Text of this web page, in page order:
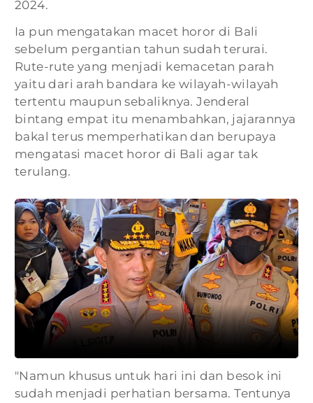
2024.
Ia pun mengatakan macet horor di Bali
sebelum pergantian tahun sudah terurai.
Rute-rute yang menjadi kemacetan parah
yaitu dari arah bandara ke wilayah-wilayah
tertentu maupun sebaliknya. Jenderal
bintang empat itu menambahkan, jajarannya
bakal terus memperhatikan dan berupaya
mengatasi macet horor di Bali agar tak
terulang.
"Namun khusus untuk hari ini dan besok ini
sudah menjadi perhatian bersama. Tentunya